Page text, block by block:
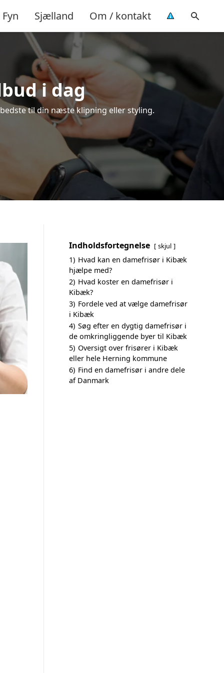
Fyn Sjælland Om / kontakt
i dag
til din næste klipning eller styling.
Indholdsfortegnelse skjul
1) Hvad kan en damefrisør i Kibæk
hjælpe med?
2) Hvad koster en damefrisør i
Kibæk?
3) Fordele ved at vælge damefrisør
i Kibæk
4) Søg efter en dygtig damefrisør i
de omkringliggende byer til Kibæk
5) Oversigt over frisører i Kibæk
eller hele Herning kommune
6) Find en damefrisør i andre dele
af Danmark